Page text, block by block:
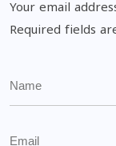
Your email
Required fields